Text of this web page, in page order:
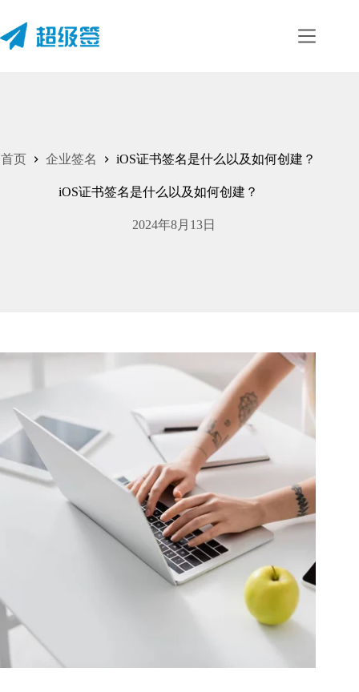
内
首页 企业签名 iOS证书签名是什么以及如何创建？
iOS证书签名是什么以及如何创建？
2024年8月13日